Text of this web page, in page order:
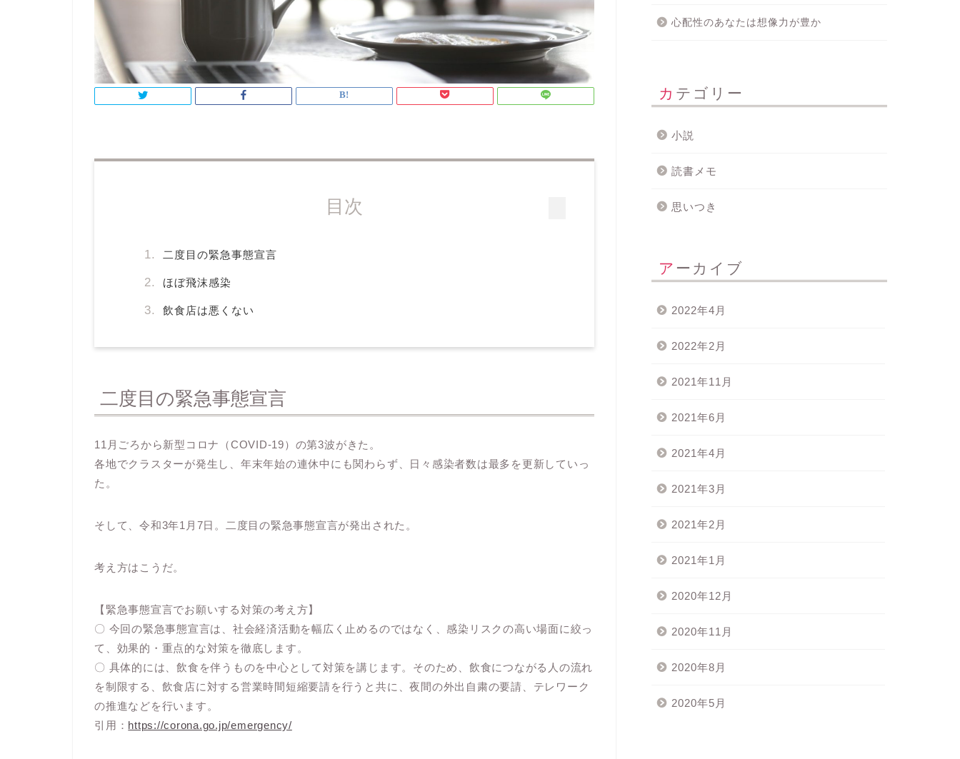
目次
二度目の緊急事態宣言
ほぼ飛沫感染
飲食店は悪くない
二度目の緊急事態宣言
11月ごろから新型コロナ（COVID-19）の第3波がきた。
各地でクラスターが発生し、年末年始の連休中にも関わらず、日々感染者数は最多を更新していっ
た。
そして、令和3年1月7日。二度目の緊急事態宣言が発出された。
考え方はこうだ。
【緊急事態宣言でお願いする対策の考え方】
〇 今回の緊急事態宣言は、社会経済活動を幅広く止めるのではなく、感染リスクの高い場面に絞っ
て、効果的・重点的な対策を徹底します。
〇 具体的には、飲食を伴うものを中心として対策を講じます。そのため、飲食につながる人の流れ
を制限する、飲食店に対する営業時間短縮要請を行うと共に、夜間の外出自粛の要請、テレワーク
の推進などを行います。
引用： https://corona.go.jp/emergency/
心配性のあなたは想像力が豊か
カテゴリー
小説
読書メモ
思いつき
アーカイブ
2022年4月
2022年2月
2021年11月
2021年6月
2021年4月
2021年3月
2021年2月
2021年1月
2020年12月
2020年11月
2020年8月
2020年5月